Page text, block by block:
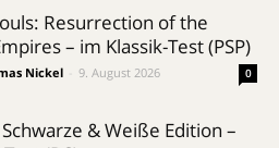
Resurrection of the
– im Klassik-Test (PSP)
Nickel 9. August 2026 0
& Weiße Edition –